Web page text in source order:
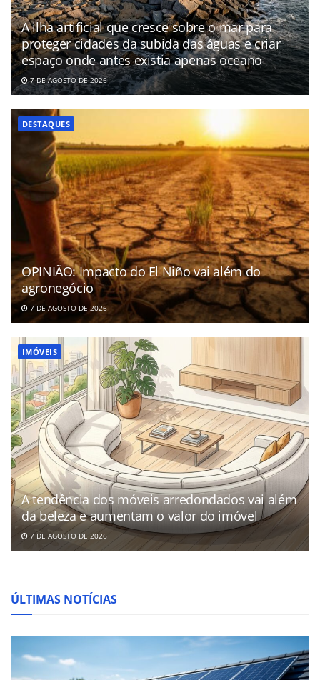
A ilha artificial que cresce sobre o mar para
proteger cidades da subida das águas e criar
espaço onde antes existia apenas oceano
7 DE AGOSTO DE 2026
DESTAQUES
OPINIÃO: Impacto do El Niño vai além do
agronegócio
7 DE AGOSTO DE 2026
IMÓVEIS
A tendência dos móveis arredondados vai além
da beleza e aumentam o valor do imóvel
7 DE AGOSTO DE 2026
ÚLTIMAS NOTÍCIAS